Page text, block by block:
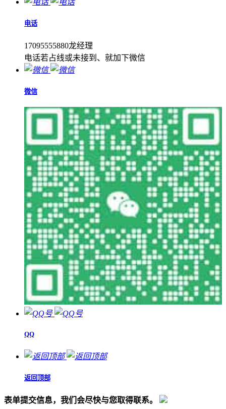
电话
17095555880龙经理
电话若占线或未接到、就加下微信
微信
QQ
返回顶部
表单提交信息，我们会尽快与您取得联系。